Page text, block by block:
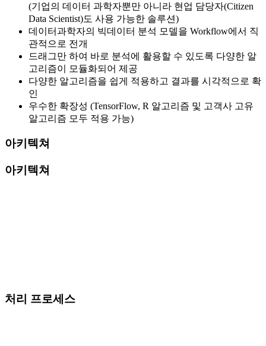
(기업의 데이터 과학자뿐만 아니라 현업 담당자(Citizen
Data Scientist)도 사용 가능한 솔루션)
데이터과학자의 빅데이터 분석 모델을 Workflow에서 직
관적으로 전개
드래그만 하여 바로 분석에 활용할 수 있도록 다양한 알
고리즘이 모듈화되어 제공
다양한 알고리즘을 쉽게 적용하고 결과를 시각적으로 확
인
우수한 확장성 (TensorFlow, R 알고리즘 및 고객사 고유
알고리즘 모두 적용 가능)
아키텍쳐
아키텍쳐
처리 프로세스